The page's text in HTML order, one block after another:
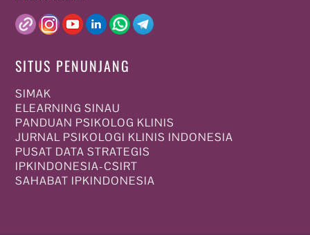
SITUS PENUNJANG
SIMAK
ELEARNING SINAU
PANDUAN PSIKOLOG KLINIS
JURNAL PSIKOLOGI KLINIS INDONESIA
PUSAT DATA STRATEGIS
IPKINDONESIA-CSIRT
SAHABAT IPKINDONESIA